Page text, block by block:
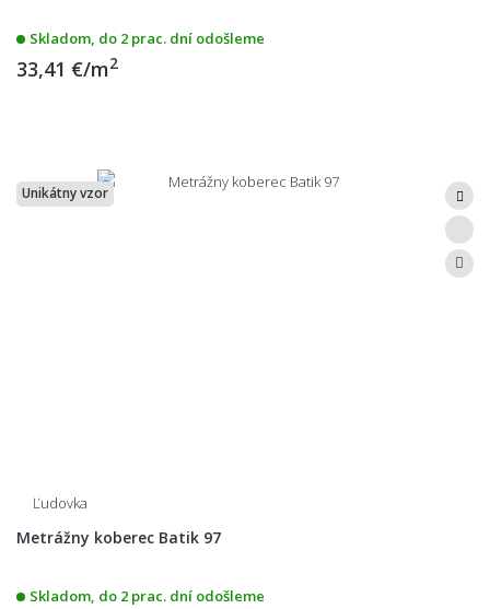
Skladom, do 2 prac. dní odošleme
33,41 €/m2
Unikátny vzor
Ľudovka
Metrážny koberec Batik 97
Skladom, do 2 prac. dní odošleme